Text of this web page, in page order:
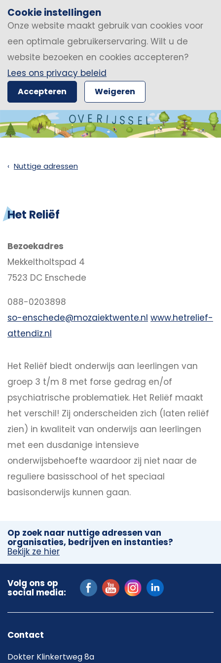
Cookie instellingen
Onze website maakt gebruik van cookies voor
een optimale gebruikerservaring. Wilt u de
website bezoeken en cookies accepteren?
Lees ons privacy beleid
Accepteren Weigeren
Nuttige adressen
Het Reliëf
Bezoekadres
Mekkeltholtspad 4
7523 DC Enschede
088-0203898
so-enschede@mozaiektwente.nl www.hetrelief-
attendiz.nl
Het Reliëf biedt onderwijs aan leerlingen van
groep 3 t/m 8 met forse gedrag en/of
psychiatrische problematiek. Het Reliëf maakt
het verschil! Zij onderscheiden zich (laten reliëf
zien) in kwaliteit van onderwijs aan leerlingen
met een dusdanige intensieve
onderwijsbehoefte waardoor zij niet naar de
reguliere basisschool of het speciaal
basisonderwijs kunnen gaan.
Op zoek naar nuttige adressen van
organisaties, bedrijven en instanties?
Bekijk ze hier
Volg ons op
social media:
Contact
Dokter Klinkertweg 8a